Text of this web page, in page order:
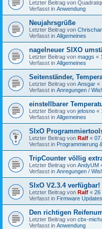
Letzter Beitrag von
Verfasst in Anwendung
Neujahrsgrüße
Letzter Beitrag von
Verfasst in Allgemeines
nagelneuer SIXO
Letzter Beitrag von maggs «
Verfasst in Allgemeines
Seitenständer,
Letzter Beitrag von Ansgar «
Verfasst in Anregungen /
einstellbarer
Letzter Beitrag von jelosno «
Verfasst in Allgemeines
SIxO
Letzter Beitrag von Ralf « 07
Verfasst in Programmierung
TripCounter völlig
Letzter Beitrag von AndyUM
Verfasst in Anregungen /
SIxO V2.3.4 verfügbar!
Letzter Beitrag von Ralf « 26
Verfasst in Firmware Updates
Den richtigen
Letzter Beitrag von cbx-
Verfasst in Anwendung